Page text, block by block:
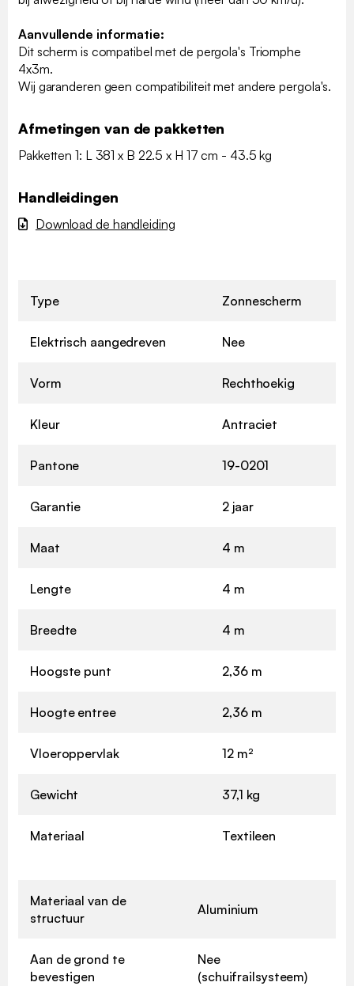
Aanvullende informatie:
Dit scherm is compatibel met de pergola's Triomphe
4x3m.
Wij garanderen geen compatibiliteit met andere pergola's.
Afmetingen van de pakketten
Pakketten 1: L 381 x B 22.5 x H 17 cm - 43.5 kg
Handleidingen
Download de handleiding
Type Zonnescherm
Elektrisch aangedreven Nee
Vorm Rechthoekig
Kleur Antraciet
Pantone 19-0201
Garantie 2 jaar
Maat 4 m
Lengte 4 m
Breedte 4 m
Hoogste punt 2,36 m
Hoogte entree 2,36 m
Vloeroppervlak 12 m²
Gewicht 37,1 kg
Materiaal Textileen
Materiaal van de
structuur
Aluminium
Aan de grond te
bevestigen
Nee
(schuifrailsysteem)